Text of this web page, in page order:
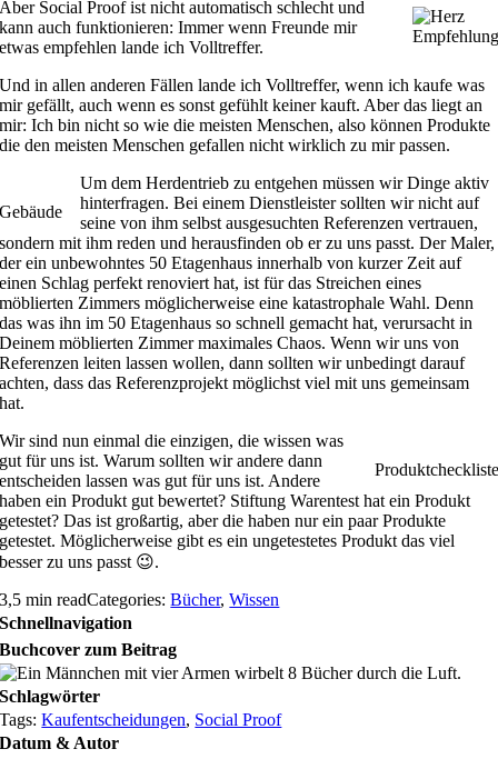
Empfehlung
Aber Social Proof ist nicht automatisch schlecht und
kann auch funktionieren: Immer wenn Freunde mir
etwas empfehlen lande ich Volltreffer.
Und in allen anderen Fällen lande ich Volltreffer, wenn ich kaufe was
mir gefällt, auch wenn es sonst gefühlt keiner kauft. Aber das liegt an
mir: Ich bin nicht so wie die meisten Menschen, also können Produkte
die den meisten Menschen gefallen nicht wirklich zu mir passen.
Gebäude
Um dem Herdentrieb zu entgehen müssen wir Dinge aktiv
hinterfragen. Bei einem Dienstleister sollten wir nicht auf
seine von ihm selbst ausgesuchten Referenzen vertrauen,
sondern mit ihm reden und herausfinden ob er zu uns passt. Der Maler,
der ein unbewohntes 50 Etagenhaus innerhalb von kurzer Zeit auf
einen Schlag perfekt renoviert hat, ist für das Streichen eines
möblierten Zimmers möglicherweise eine katastrophale Wahl. Denn
das was ihn im 50 Etagenhaus so schnell gemacht hat, verursacht in
Deinem möblierten Zimmer maximales Chaos. Wenn wir uns von
Referenzen leiten lassen wollen, dann sollten wir unbedingt darauf
achten, dass das Referenzprojekt möglichst viel mit uns gemeinsam
hat.
Produktcheckliste
Wir sind nun einmal die einzigen, die wissen was
gut für uns ist. Warum sollten wir andere dann
entscheiden lassen was gut für uns ist. Andere
haben ein Produkt gut bewertet? Stiftung Warentest hat ein Produkt
getestet? Das ist großartig, aber die haben nur ein paar Produkte
getestet. Möglicherweise gibt es ein ungetestetes Produkt das viel
besser zu uns passt 😉.
3,5 min readCategories:Bücher,Wissen
Schnellnavigation
Buchcover zum Beitrag
Schlagwörter
Tags:Kaufentscheidungen, Social Proof
Datum & Autor